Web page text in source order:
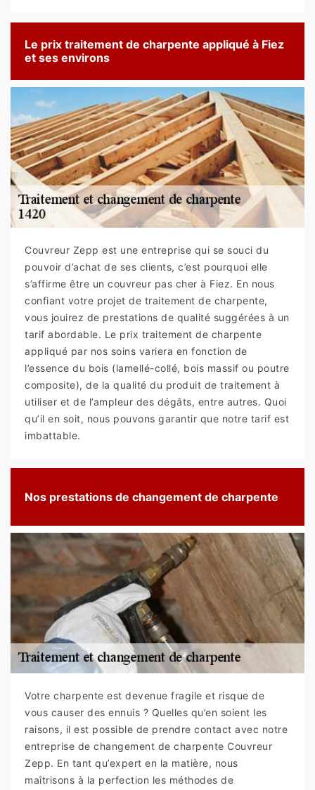
Le prix traitement de charpente appliqué à Fiez
et ses environs
Couvreur Zepp est une entreprise qui se souci du
pouvoir d’achat de ses clients, c’est pourquoi elle
s’affirme être un couvreur pas cher à Fiez. En nous
confiant votre projet de traitement de charpente,
vous jouirez de prestations de qualité suggérées à un
tarif abordable. Le prix traitement de charpente
appliqué par nos soins variera en fonction de
l’essence du bois (lamellé-collé, bois massif ou poutre
composite), de la qualité du produit de traitement à
utiliser et de l’ampleur des dégâts, entre autres. Quoi
qu’il en soit, nous pouvons garantir que notre tarif est
imbattable.
Nos prestations de changement de charpente
Votre charpente est devenue fragile et risque de
vous causer des ennuis ? Quelles qu’en soient les
raisons, il est possible de prendre contact avec notre
entreprise de changement de charpente Couvreur
Zepp. En tant qu’expert en la matière, nous
maîtrisons à la perfection les méthodes de